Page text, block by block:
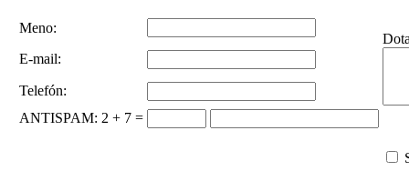
Meno:
E-mail:
Telefón:
ANTISPAM: 2 + 7 =